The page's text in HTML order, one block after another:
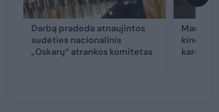
Darbą pradeda atnaujintos
sudėties nacionalinis
„Oskarų“ atrankos komitetas
Marato
kino
karo